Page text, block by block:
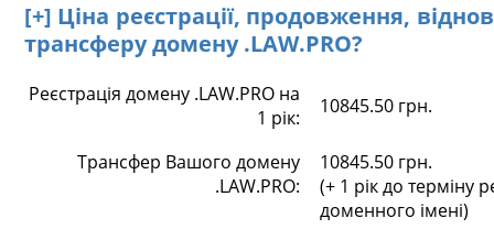
[+] Ціна реєстрації, продовження,
трансферу домену .LAW.PRO?
Реєстрація домену .LAW.PRO на
1 рік:
10845.50 грн.
Трансфер Вашого домену
.LAW.PRO:
10845.50 грн.
(+ 1 рік до терміну
доменного імені)